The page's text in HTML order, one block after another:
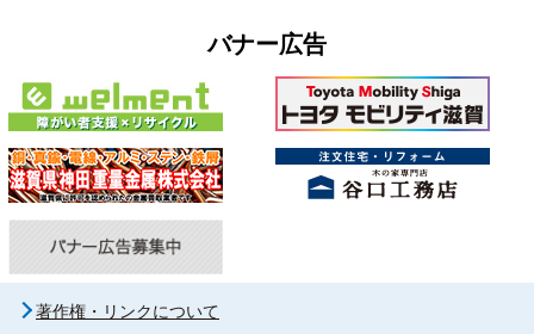
バナー広告
著作権・リンクについて